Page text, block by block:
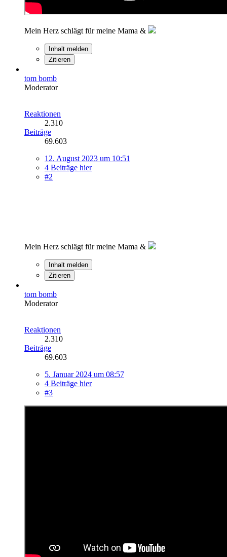
Mein Herz schlägt für meine Mama &
Inhalt melden
Zitieren
tom bomb
Moderator
Reaktionen
2.310
Beiträge
69.603
12. August 2023 um 10:51
4 Beiträge hier
#2
Mein Herz schlägt für meine Mama &
Inhalt melden
Zitieren
tom bomb
Moderator
Reaktionen
2.310
Beiträge
69.603
5. Januar 2024 um 08:57
4 Beiträge hier
#3